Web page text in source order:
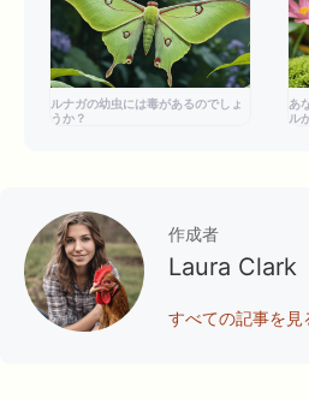
ルナガの幼虫には毒があるのでしょ
うか？
あ
ル
作成者
Laura Clark
すべての記事を見